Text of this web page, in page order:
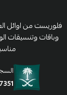
فلوريست من اوائل
وباقات وتنسيقات